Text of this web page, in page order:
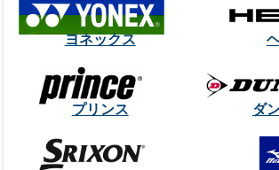
ヨネックス
プリンス ダ